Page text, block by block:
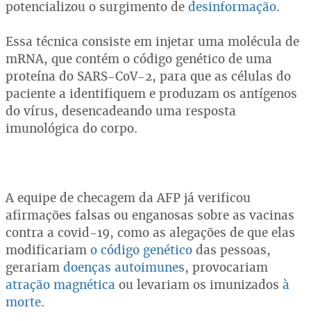
potencializou o surgimento de desinformação.
Essa técnica consiste em injetar uma molécula de
mRNA, que contém o código genético de uma
proteína do SARS-CoV-2, para que as células do
paciente a identifiquem e produzam os antígenos
do vírus, desencadeando uma resposta
imunológica do corpo.
A equipe de checagem da AFP já verificou
afirmações falsas ou enganosas sobre as vacinas
contra a covid-19, como as alegações de que elas
modificariam o código genético das pessoas,
gerariam doenças autoimunes, provocariam
atração magnética ou levariam os imunizados à
morte.